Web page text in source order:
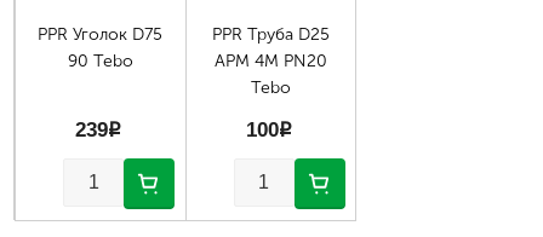
PPR Уголок D75
90 Tebo
239p
PPR Труба D25
АРМ 4М PN20
Tebo
100p